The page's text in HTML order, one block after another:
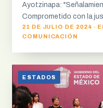
Ayotzinapa:
Comprometido con la
21 DE JULIO DE 2024 ·
COMUNICACIÓN
ESTADOS